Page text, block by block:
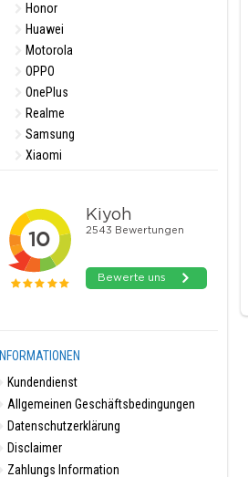
Honor
Huawei
Motorola
OPPO
OnePlus
Realme
Samsung
Xiaomi
INFORMATIONEN
Kundendienst
Allgemeinen Geschäftsbedingungen
Datenschutzerklärung
Disclaimer
Zahlungs Information